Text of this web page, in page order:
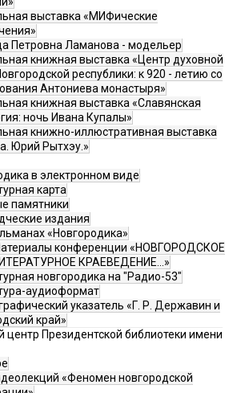
выставка «МИФические
Петровна Ламанова - модельер
книжная выставка «Центр духовной
республики: к 920 - летию со
Антониева монастыря»
книжная выставка «Славянская
ночь Ивана Купалы»
книжно-иллюстративная выставка
Юрий Рытхэу.»
в электронном виде
карта
памятники
издания
«Новгородика»
конференции «НОВГОРОДСКОЕ
КРАЕВЕДЕНИЕ...»
новгородика на "Радио-53"
аудиоформат
указатель «Г. Р. Державин и
край»
центр Президентской библиотеки имени
«Феномен новгородской